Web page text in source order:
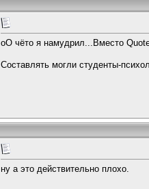
оО чёто я намудрил...Вместо
Составлять могли студенты-
ну а это действительно плохо.